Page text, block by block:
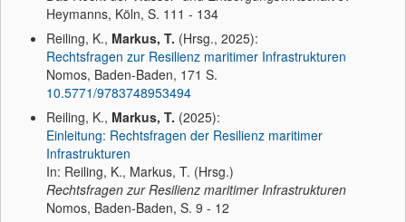
Heymanns, Köln, S. 111 - 134
Reiling, K., Markus, T. (Hrsg., 2025):
Rechtsfragen zur Resilienz maritimer Infrastrukturen
Nomos, Baden-Baden, 171 S.
10.5771/9783748953494
Reiling, K., Markus, T. (2025):
Einleitung: Rechtsfragen der Resilienz maritimer
Infrastrukturen
In: Reiling, K., Markus, T. (Hrsg.)
Rechtsfragen zur Resilienz maritimer Infrastrukturen
Nomos, Baden-Baden, S. 9 - 12